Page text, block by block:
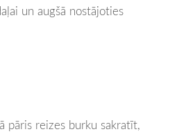
un augšā nostājoties
pāris reizes burku sakratīt,